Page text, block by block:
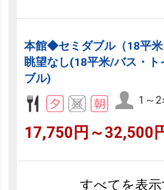
本館◆セミダブル（18平米
眺望なし(18平米/バス・ト
ブル)
1～2
17,750円～32,500
すべてを表示